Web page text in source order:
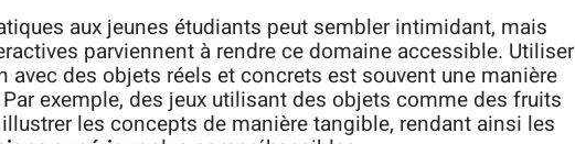
aux jeunes étudiants peut sembler intimidant, mais
parviennent à rendre ce domaine accessible. Utiliser
avec des objets réels et concrets est souvent une manière
exemple, des jeux utilisant des objets comme des fruits
les concepts de manière tangible, rendant ainsi les